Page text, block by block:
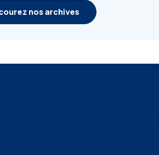
nos archives